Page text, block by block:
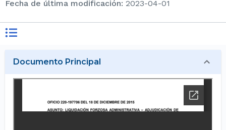
Fecha de última modificación: 2023-04-01
Documento Principal